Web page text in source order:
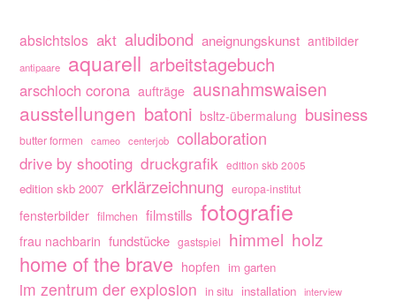
absichtslos akt aludibond aneignungskunst antibilder
antipaare aquarell arbeitstagebuch
arschloch corona aufträge ausnahmswaisen
ausstellungen batoni bsltz-übermalung business
butter formen cameo centerjob collaboration
drive by shooting druckgrafik edition skb 2005
edition skb 2007 erklärzeichnung europa-institut
fensterbilder filmchen filmstills fotografie
frau nachbarin fundstücke gastspiel himmel holz
home of the brave hopfen im garten
im zentrum der explosion in situ installation interview